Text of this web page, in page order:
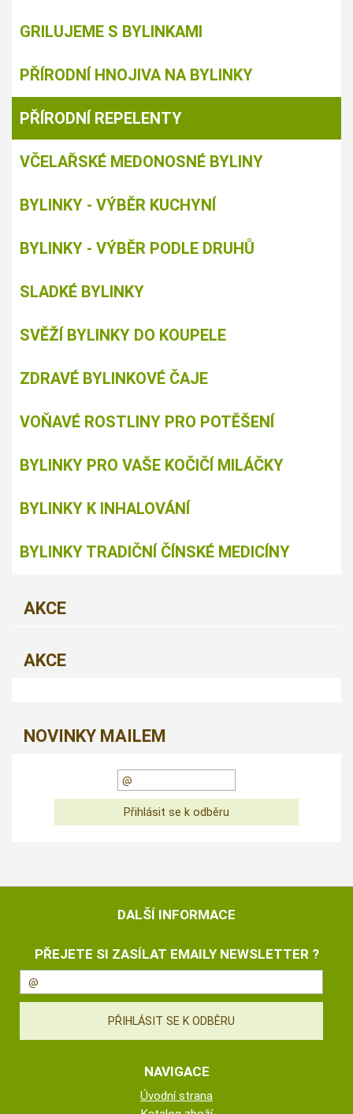
GRILUJEME S BYLINKAMI
PŘÍRODNÍ HNOJIVA NA BYLINKY
PŘÍRODNÍ REPELENTY
VČELAŘSKÉ MEDONOSNÉ BYLINY
BYLINKY - VÝBĚR KUCHYNÍ
BYLINKY - VÝBĚR PODLE DRUHŮ
SLADKÉ BYLINKY
SVĚŽÍ BYLINKY DO KOUPELE
ZDRAVÉ BYLINKOVÉ ČAJE
VOŇAVÉ ROSTLINY PRO POTĚŠENÍ
BYLINKY PRO VAŠE KOČIČÍ MILÁČKY
BYLINKY K INHALOVÁNÍ
BYLINKY TRADIČNÍ ČÍNSKÉ MEDICÍNY
AKCE
AKCE
NOVINKY MAILEM
DALŠÍ INFORMACE
PŘEJETE SI ZASÍLAT EMAILY NEWSLETTER ?
NAVIGACE
Úvodní strana